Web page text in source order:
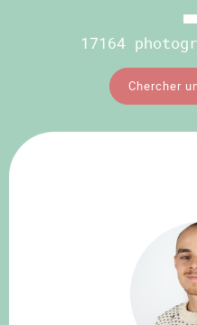
17164
Chercher